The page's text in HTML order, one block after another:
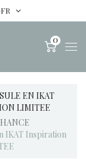
0
EN IKAT
LIMITEE
IKAT Inspiration